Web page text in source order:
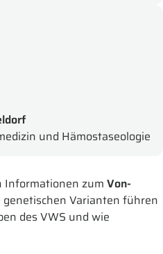
und Hämostaseologie
Informationen zum Von-
genetischen Varianten führen
des VWS und wie